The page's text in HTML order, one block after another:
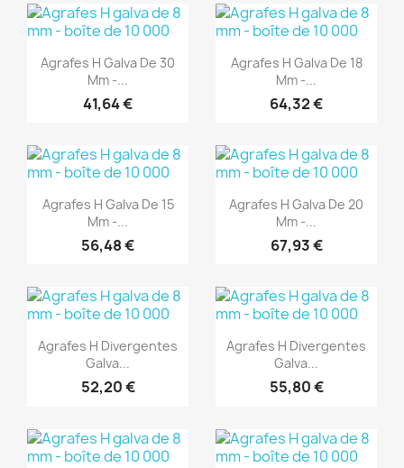
Aperçu rapide
Agrafes H Galva De 30
Mm -...
41,64 €
(1)
Aperçu rapide
Agrafes H Galva De 18
Mm -...
64,32 €
(1)
Aperçu rapide
Agrafes H Galva De 15
Mm -...
56,48 €
(1)
Aperçu rapide
Agrafes H Galva De 20
Mm -...
67,93 €
(1)
Aperçu rapide
Agrafes H Divergentes
Galva...
52,20 €
(1)
Aperçu rapide
Agrafes H Divergentes
Galva...
55,80 €
(1)
(1) (1)